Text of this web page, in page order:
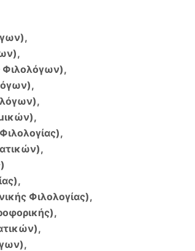
Φιλoλόγων),
Φιλολογίας),